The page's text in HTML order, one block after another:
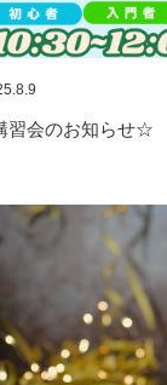
習会のお知らせ☆